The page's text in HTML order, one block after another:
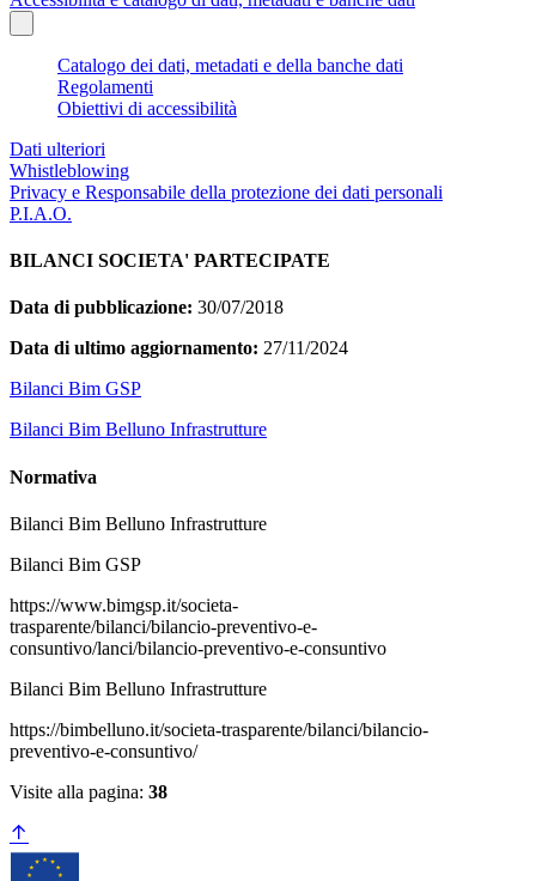
Catalogo dei dati, metadati e della banche dati
Regolamenti
Obiettivi di accessibilità
Dati ulteriori
Whistleblowing
Privacy e Responsabile della protezione dei dati personali
P.I.A.O.
BILANCI SOCIETA' PARTECIPATE
Data di pubblicazione: 30/07/2018
Data di ultimo aggiornamento: 27/11/2024
Bilanci Bim GSP
Bilanci Bim Belluno Infrastrutture
Normativa
Bilanci Bim Belluno Infrastrutture
Bilanci Bim GSP
https://www.bimgsp.it/societa-
trasparente/bilanci/bilancio-preventivo-e-
consuntivo/lanci/bilancio-preventivo-e-consuntivo
Bilanci Bim Belluno Infrastrutture
https://bimbelluno.it/societa-trasparente/bilanci/bilancio-
preventivo-e-consuntivo/
Visite alla pagina: 38